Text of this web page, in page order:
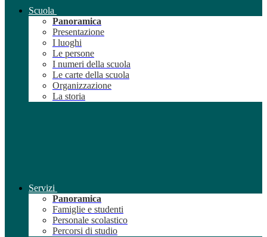
Scuola
Panoramica
Presentazione
I luoghi
Le persone
I numeri della scuola
Le carte della scuola
Organizzazione
La storia
Servizi
Panoramica
Famiglie e studenti
Personale scolastico
Percorsi di studio